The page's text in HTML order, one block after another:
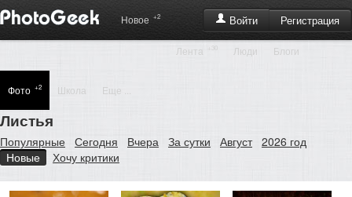
Войти Регистрация
Новое +2
Лента Люди Блоги
Фото +2 Школа Еще ...
Листья
Популярные Сегодня Вчера За сутки Август 2026 год
Новые
Хочу критики